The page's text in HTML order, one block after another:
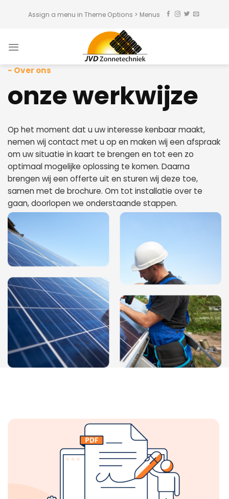
Assign a menu in Theme Options > Menus
Over ons
onze werkwijze
Op het moment dat u uw interesse kenbaar maakt,
nemen wij contact met u op en maken wij een afspraak
om uw situatie in kaart te brengen en tot een zo
optimaal mogelijke oplossing te komen. Daarna
brengen wij een offerte uit en sturen wij deze toe,
samen met de brochure. Om tot installatie over te
gaan, doorlopen we onderstaande stappen.